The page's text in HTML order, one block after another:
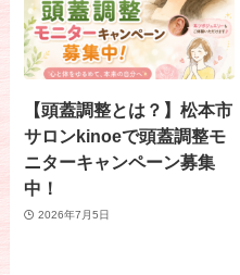
【頭蓋調整とは？】松本市
サロンkinoeで頭蓋調整モ
ニターキャンペーン募集
中！
2026年7月5日